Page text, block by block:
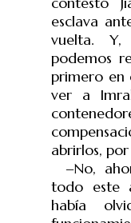
esclava
vuelta.
podemos
primero en
ver a
abrirlos,
‒No,
todo este
había